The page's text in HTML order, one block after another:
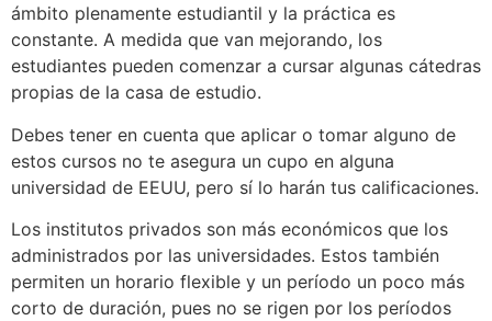
ámbito plenamente estudiantil y la práctica es
constante. A medida que van mejorando, los
estudiantes pueden comenzar a cursar algunas cátedras
propias de la casa de estudio.
Debes tener en cuenta que aplicar o tomar alguno de
estos cursos no te asegura un cupo en alguna
universidad de EEUU, pero sí lo harán tus calificaciones.
Los institutos privados son más económicos que los
administrados por las universidades. Estos también
permiten un horario flexible y un período un poco más
corto de duración, pues no se rigen por los períodos